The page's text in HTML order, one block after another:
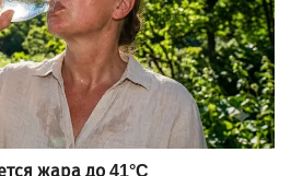
жара до 41°C